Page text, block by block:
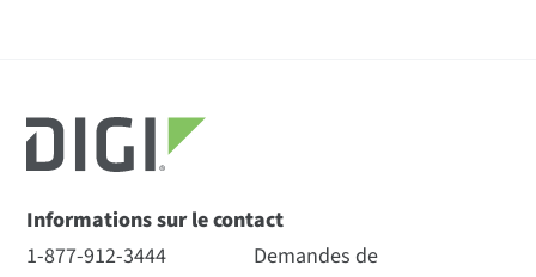
Informations sur le contact
1-877-912-3444
Demandes de